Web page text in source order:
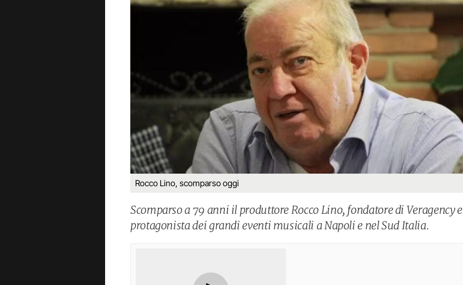
Rocco Lino, scomparso oggi
Scomparso a 79 anni il produttore Rocco Lino, fondatore di Veragency e
protagonista dei grandi eventi musicali a Napoli e nel Sud Italia.